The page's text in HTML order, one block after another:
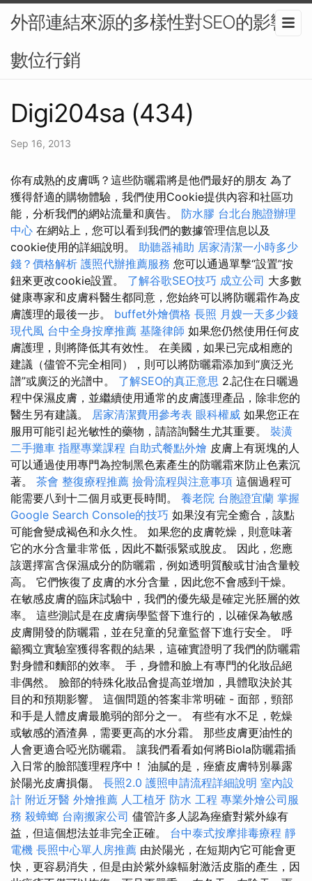
外部連結來源的多樣性對SEO的影響-
數位行銷
Digi204sa (434)
Sep 16, 2013
你有成熟的皮膚嗎？這些防曬霜將是他們最好的朋友 為了
獲得舒適的購物體驗，我們使用Cookie提供內容和社區功
能，分析我們的網站流量和廣告。 防水膠 台北台胞證辦理
中心 在網站上，您可以看到我們的數據管理信息以及
cookie使用的詳細說明。 助聽器補助 居家清潔一小時多少
錢？價格解析 護照代辦推薦服務 您可以通過單擊“設置”按
鈕來更改cookie設置。 了解谷歌SEO技巧 成立公司 大多數
健康專家和皮膚科醫生都同意，您始終可以將防曬霜作為皮
膚護理的最後一步。 buffet外燴價格 長照 月嫂一天多少錢
現代風 台中全身按摩推薦 基隆律師 如果您仍然使用任何皮
膚護理，則將降低其有效性。 在美國，如果已完成相應的
建議（儘管不完全相同），則可以將防曬霜添加到“廣泛光
譜”或廣泛的光譜中。 了解SEO的真正意思 2.記住在日曬過
程中保濕皮膚，並繼續使用通常的皮膚護理產品，除非您的
醫生另有建議。 居家清潔費用參考表 眼科權威 如果您正在
服用可能引起光敏性的藥物，請諮詢醫生尤其重要。 裝潢
二手攤車 指壓專業課程 自助式餐點外燴 皮膚上有斑塊的人
可以通過使用專門為控制黑色素產生的防曬霜來防止色素沉
著。 茶會 整復療程推薦 撿骨流程與注意事項 這個過程可
能需要八到十二個月或更長時間。 養老院 台胞證宜蘭 掌握
Google Search Console的技巧 如果沒有完全癒合，該點
可能會變成褐色和永久性。 如果您的皮膚乾燥，則意味著
它的水分含量非常低，因此不斷張緊或脫皮。 因此，您應
該選擇富含保濕成分的防曬霜，例如透明質酸或甘油含量較
高。 它們恢復了皮膚的水分含量，因此您不會感到干燥。
在敏感皮膚的臨床試驗中，我們的優先級是確定光胚層的效
率。 這些測試是在皮膚病學監督下進行的，以確保為敏感
皮膚開發的防曬霜，並在兒童的兒童監督下進行安全。 呼
籲獨立實驗室獲得客觀的結果，這確實證明了我們的防曬霜
對身體和麵部的效率。 手，身體和臉上有專門的化妝品絕
非偶然。 臉部的特殊化妝品會提高並增加，具體取決於其
目的和預期影響。 這個問題的答案非常明確 - 面部，頸部
和手是人體皮膚最脆弱的部分之一。 有些有水不足，乾燥
或敏感的酒渣鼻，需要更高的水分霜。 那些皮膚更油性的
人會更適合啞光防曬霜。 讓我們看看如何將Biola防曬霜插
入日常的臉部護理程序中！ 油膩的是，痤瘡皮膚特別暴露
於陽光皮膚損傷。 長照2.0 護照申請流程詳細說明 室內設
計 附近牙醫 外燴推薦 人工植牙 防水 工程 專業外燴公司服
務 殺蟑螂 台南搬家公司 儘管許多人認為痤瘡對紫外線有
益，但這個想法並非完全正確。 台中泰式按摩排毒療程 靜
電機 長照中心單人房推薦 由於陽光，在短期內它可能會更
快，更容易消失，但是由於紫外線輻射激活皮脂的產生，因